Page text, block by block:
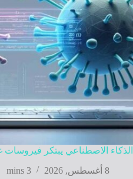
الذكاء الاصطناعي يبتكر فيروسات
8 أغسطس, 2026
3 mins